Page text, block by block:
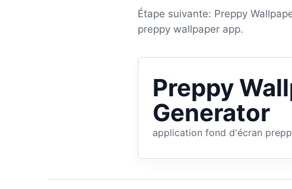
Étape suivante: Preppy
preppy wallpaper app.
Preppy
Generator
application fond d'écran